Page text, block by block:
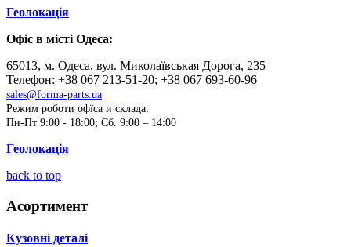
Геолокація
Офіс в місті Одеса:
65013, м. Одеса, вул. Миколаївськая Дорога, 235
Телефон: +38 067 213-51-20; +38 067 693-60-96
sales@forma-parts.ua
Режим роботи офїса и склада:
Пн-Пт 9:00 - 18:00; Сб. 9:00 – 14:00
Геолокація
back to top
Асортимент
Кузовні деталі